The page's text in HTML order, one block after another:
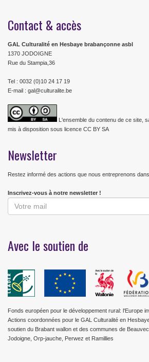
Contact & accès
GAL Culturalité en Hesbaye brabançonne asbl
1370 JODOIGNE
Rue du Stampia,36
Tel : 0032 (0)10 24 17 19
E-mail : gal@culturalite.be
L'ensemble du contenu de ce site,
mis à disposition sous licence CC BY SA
Newsletter
Restez informé des actions que nous entreprenons dans
Inscrivez-vous à notre newsletter !
Avec le soutien de
Fonds européen pour le développement rural: l'Europe
Actions coordonnées pour le GAL Culturalité en
soutien du Brabant wallon et des communes de
Jodoigne, Orp-jauche, Perwez et Ramillies